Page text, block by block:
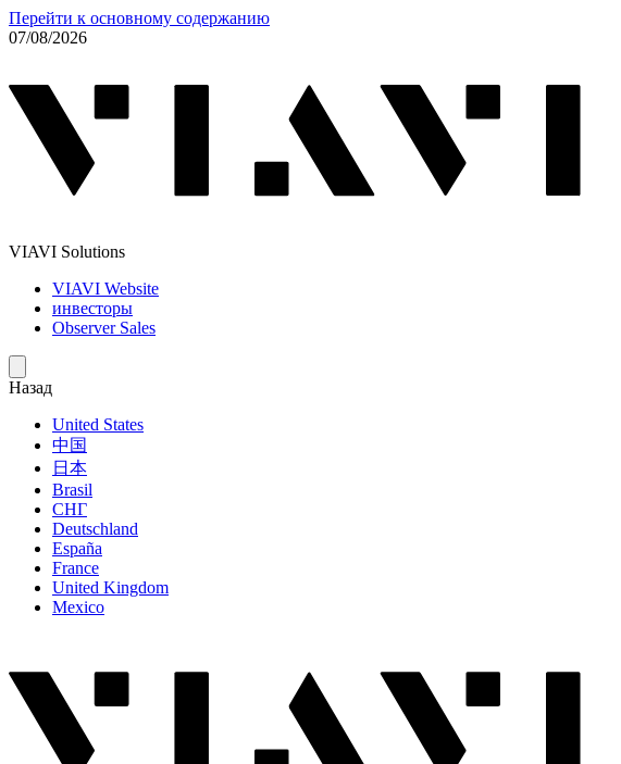
Перейти к основному содержанию
07/08/2026
VIAVI Solutions
VIAVI Website
инвесторы
Observer Sales
Назад
United States
中国
日本
Brasil
СНГ
Deutschland
España
France
United Kingdom
Mexico